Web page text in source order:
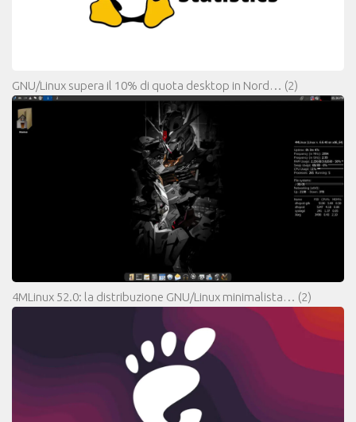
GNU/Linux supera il 10% di quota desktop in Nord… (2)
4MLinux 52.0: la distribuzione GNU/Linux minimalista… (2)